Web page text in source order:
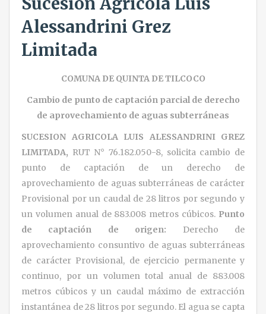
Alessandrini Grez
Limitada
COMUNA DE QUINTA DE TILCOCO
Cambio de punto de captación parcial de derecho
de aprovechamiento de aguas subterráneas
SUCESION AGRICOLA LUIS ALESSANDRINIGREZ
LIMITADA, RUT N° 76.182.050-8, solicita cambio de
punto de captación de un derecho de
aprovechamiento de aguas subterráneas de carácter
Provisional por un caudal de 28 litros por segundo y
un volumen anual de 883.008 metros cúbicos. Punto
de captación de origen: Derecho de
aprovechamiento consuntivo de aguas subterráneas
de carácter Provisional, de ejercicio permanente y
continuo, por un volumen total anual de 883.008
metros cúbicos y un caudal máximo de extracción
instantánea de 28 litros por segundo. El agua se capta